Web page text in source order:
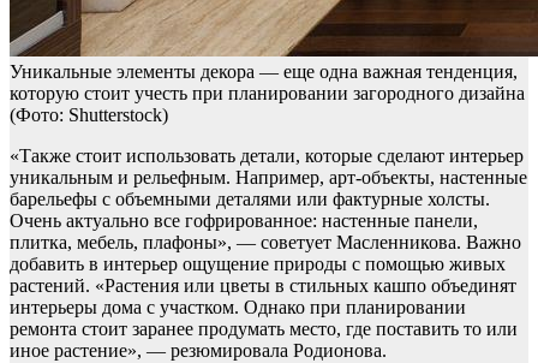
Уникальные элементы декора — еще одна важная тенденция,
которую стоит учесть при планировании загородного дизайна
(Фото: Shutterstock)
«Также стоит использовать детали, которые сделают интерьер
уникальным и рельефным. Например, арт-объекты, настенные
барельефы с объемными деталями или фактурные холсты.
Очень актуально все гофрированное: настенные панели,
плитка, мебель, плафоны», — советует Масленникова. Важно
добавить в интерьер ощущение природы с помощью живых
растений. «Растения или цветы в стильных кашпо объединят
интерьеры дома с участком. Однако при планировании
ремонта стоит заранее продумать место, где поставить то или
иное растение», — резюмировала Родионова.